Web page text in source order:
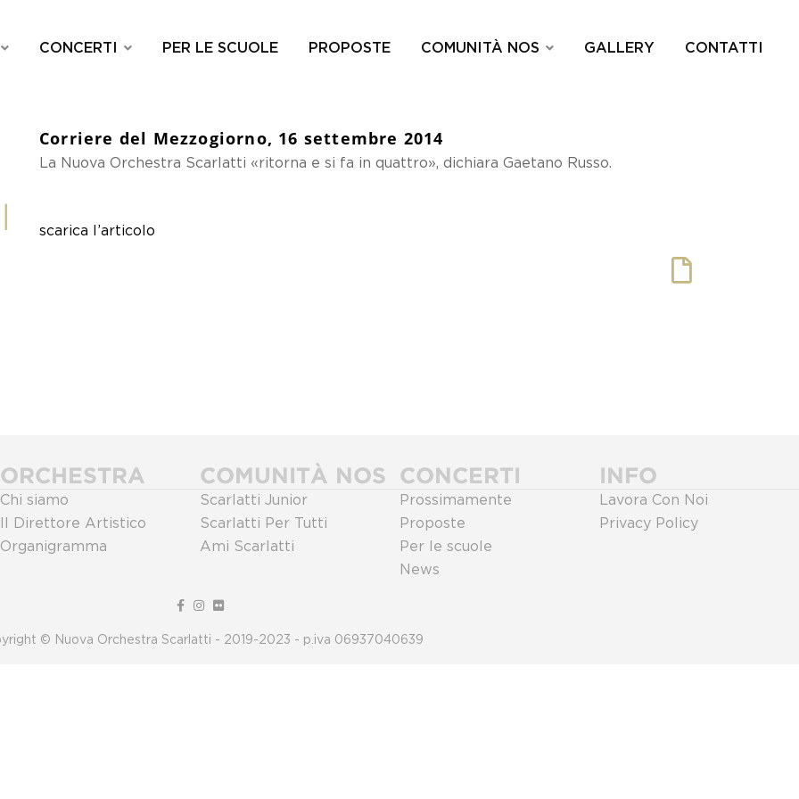
CONCERTI PER LE SCUOLE PROPOSTE COMUNITÀ NOS GALLERY CONTATTI
Corriere del Mezzogiorno, 16 settembre 2014
La Nuova Orchestra Scarlatti «ritorna e si fa in quattro», dichiara Gaetano Russo.
scarica l’articolo
ORCHESTRA
Chi siamo
Il Direttore Artistico
Organigramma
COMUNITÀ NOS
Scarlatti Junior
Scarlatti Per Tutti
Ami Scarlatti
CONCERTI
Prossimamente
Proposte
Per le scuole
News
INFO
Lavora Con Noi
Privacy Policy
© Nuova Orchestra Scarlatti - 2019-2023 - p.iva 06937040639